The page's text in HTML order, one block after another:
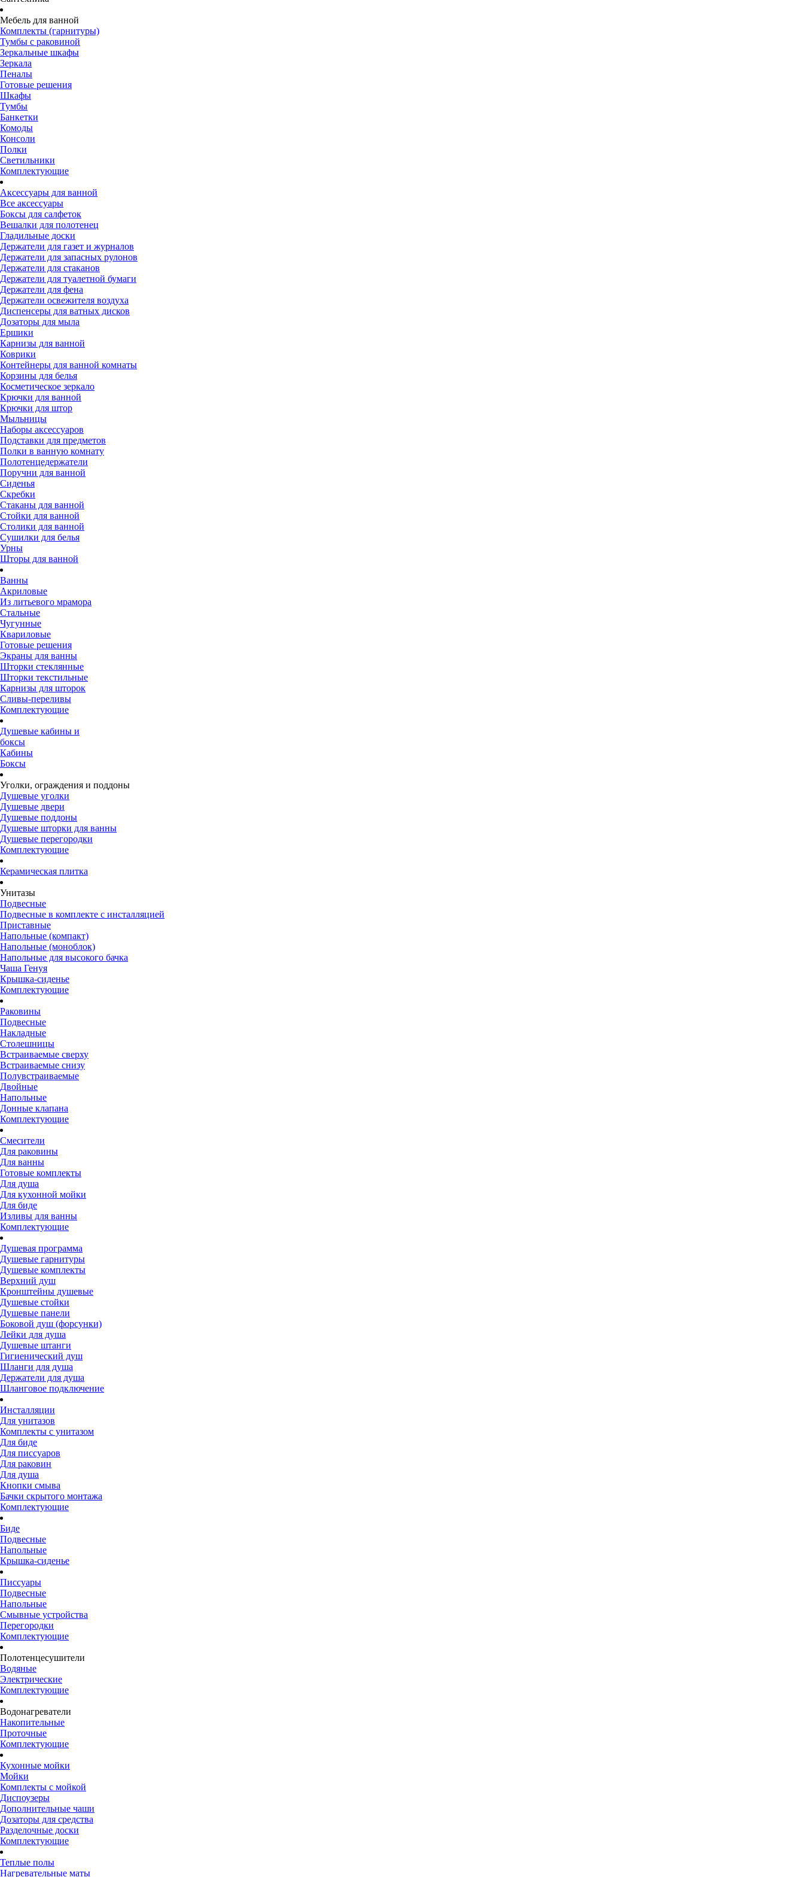
Мебель для ванной
Комплекты (гарнитуры)
Тумбы с раковиной
Зеркальные шкафы
Зеркала
Пеналы
Готовые решения
Шкафы
Тумбы
Банкетки
Комоды
Консоли
Полки
Светильники
Комплектующие
Аксессуары для ванной
Все аксессуары
Боксы для салфеток
Вешалки для полотенец
Гладильные доски
Держатели для газет и журналов
Держатели для запасных рулонов
Держатели для стаканов
Держатели для туалетной бумаги
Держатели для фена
Держатели освежителя воздуха
Диспенсеры для ватных дисков
Дозаторы для мыла
Ершики
Карнизы для ванной
Коврики
Контейнеры для ванной комнаты
Корзины для белья
Косметическое зеркало
Крючки для ванной
Крючки для штор
Мыльницы
Наборы аксессуаров
Подставки для предметов
Полки в ванную комнату
Полотенцедержатели
Поручни для ванной
Сиденья
Скребки
Стаканы для ванной
Стойки для ванной
Столики для ванной
Сушилки для белья
Урны
Шторы для ванной
Ванны
Акриловые
Из литьевого мрамора
Стальные
Чугунные
Квариловые
Готовые решения
Экраны для ванны
Шторки стеклянные
Шторки текстильные
Карнизы для шторок
Сливы-переливы
Комплектующие
Душевые кабины и
боксы
Кабины
Боксы
Уголки, ограждения и поддоны
Душевые уголки
Душевые двери
Душевые поддоны
Душевые шторки для ванны
Душевые перегородки
Комплектующие
Керамическая плитка
Унитазы
Подвесные
Подвесные в комплекте с инсталляцией
Приставные
Напольные (компакт)
Напольные (моноблок)
Напольные для высокого бачка
Чаша Генуя
Крышка-сиденье
Комплектующие
Раковины
Подвесные
Накладные
Столешницы
Встраиваемые сверху
Встраиваемые снизу
Полувстраиваемые
Двойные
Напольные
Донные клапана
Комплектующие
Смесители
Для раковины
Для ванны
Готовые комплекты
Для душа
Для кухонной мойки
Для биде
Изливы для ванны
Комплектующие
Душевая программа
Душевые гарнитуры
Душевые комплекты
Верхний душ
Кронштейны душевые
Душевые стойки
Душевые панели
Боковой душ (форсунки)
Лейки для душа
Душевые штанги
Гигиенический душ
Шланги для душа
Держатели для душа
Шланговое подключение
Инсталляции
Для унитазов
Комплекты с унитазом
Для биде
Для писсуаров
Для раковин
Для душа
Кнопки смыва
Бачки скрытого монтажа
Комплектующие
Биде
Подвесные
Напольные
Крышка-сиденье
Писсуары
Подвесные
Напольные
Смывные устройства
Перегородки
Комплектующие
Полотенцесушители
Водяные
Электрические
Комплектующие
Водонагреватели
Накопительные
Проточные
Комплектующие
Кухонные мойки
Мойки
Комплекты с мойкой
Диспоузеры
Дополнительные чаши
Дозаторы для средства
Разделочные доски
Комплектующие
Теплые полы
Нагревательные маты